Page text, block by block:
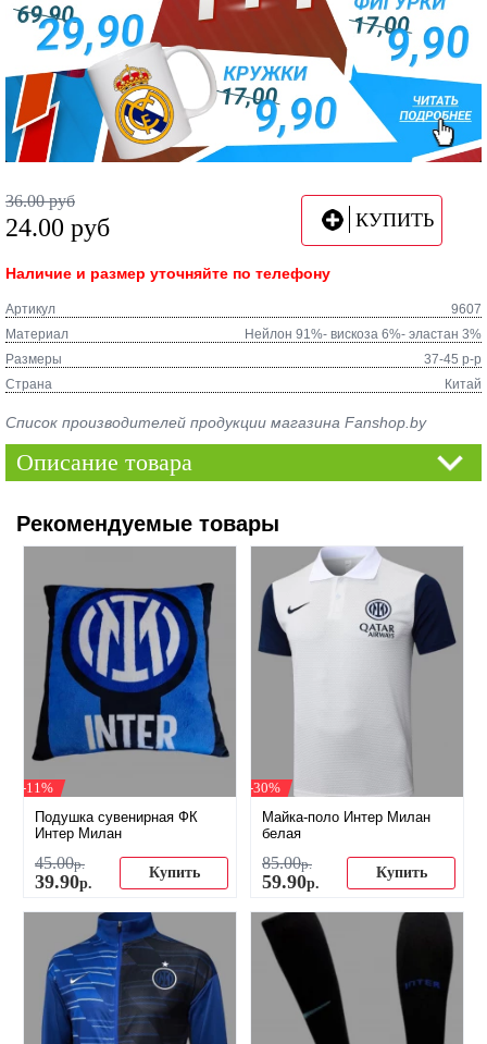
36.00 руб
24.00 руб КУПИТЬ
Наличие и размер уточняйте по телефону
Артикул
9607
Материал
Нейлон 91%- вискоза 6%- эластан 3%
Размеры
37-45 р-р
Страна
Китай
Список производителей продукции магазина Fanshop.by
Описание товара
Рекомендуемые товары
-11%
Подушка сувенирная ФК
Интер Милан
45.00р.
39.90р.
Купить
-30%
Майка-поло Интер Милан
белая
85.00р.
59.90р.
Купить